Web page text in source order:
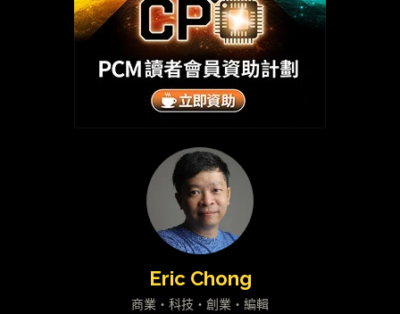
Eric Chong
商業・科技・創業・編輯